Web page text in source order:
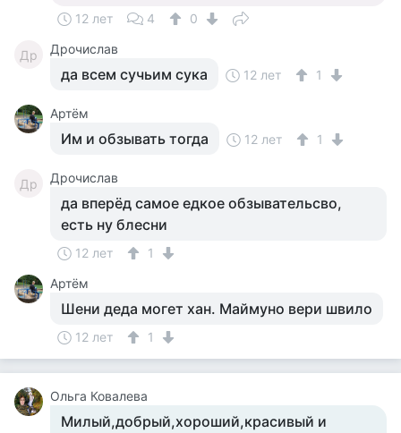
12 лет 4 0
Др Дрочислав
да всем сучьим сука 12 лет 1
Артём
Им и обзывать тогда 12 лет 1
Др Дрочислав
да вперёд самое едкое обзывательсво,
есть ну блесни
12 лет
1
Артём
Шени деда могет хан. Маймуно вери швило
12 лет 1
Ольга Ковалева
Милый,добрый,хороший,красивый и